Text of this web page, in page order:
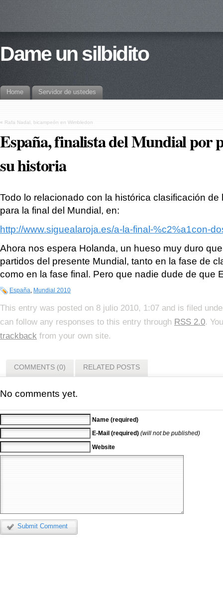
Dame un silbidito
Home Servidor de ustedes
« Rafa Nadal, bicampeón en Wimbledon
España, finalista del Mundial por
su historia
Todo lo relacionado con la histórica clasificación
para la final del Mundial, en:
http://www.siguealaroja.es/a-la-final-%c2%a1con-
Ahora nos espera Holanda, un hueso muy duro
partidos del presente Mundial, tanto en la fase de
como en la fase final. Pero que nadie dude de que
España, Mundial 2010
This entry was posted on 8 julio 2010, 1:07 and is filed
can follow any responses to this entry through RSS 2.0.
trackback from your own site.
COMMENTS (0) RELATED POSTS
No comments yet.
Name (required)
E-Mail (required) (will not be published)
Website
Submit Comment